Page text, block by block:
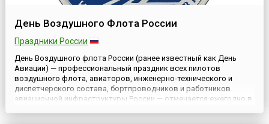
День Воздушного Флота России
Праздники России
День Воздушного флота России (ранее известный как День
Авиации) — профессиональный праздник всех пилотов
воздушного флота, авиаторов, инженерно-технического и
диспетчерского состава, бортпроводников и работников
авиационной инфраструктуры России — отмечается ежегодно в